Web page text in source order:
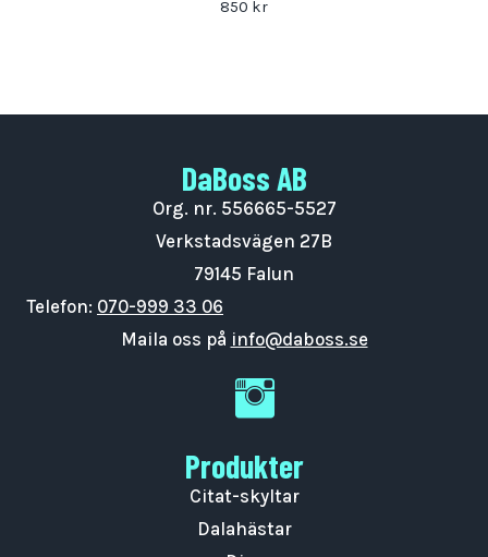
850 kr
DaBoss AB
Org. nr. 556665-5527
Verkstadsvägen 27B
79145 Falun
Telefon: 070-999 33 06
Maila oss på info@daboss.se
Produkter
Citat-skyltar
Dalahästar
Nödvändiga
Dessa kakor
över huvud
taget ska
fungera.